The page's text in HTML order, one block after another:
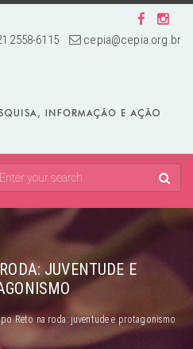
2558-6115 cepia@cepia.org.br
JUVENTUDE E
Reto na roda: juventude e protagonismo